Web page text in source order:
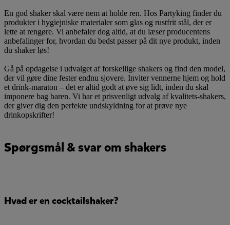
En god shaker skal være nem at holde ren. Hos Partyking finder du
produkter i hygiejniske materialer som glas og rustfrit stål, der er
lette at rengøre. Vi anbefaler dog altid, at du læser producentens
anbefalinger for, hvordan du bedst passer på dit nye produkt, inden
du shaker løs!
Gå på opdagelse i udvalget af forskellige shakers og find den model,
der vil gøre dine fester endnu sjovere. Inviter vennerne hjem og hold
et drink-maraton – det er altid godt at øve sig lidt, inden du skal
imponere bag baren. Vi har et prisvenligt udvalg af kvalitets-shakers,
der giver dig den perfekte undskyldning for at prøve nye
drinkopskrifter!
Spørgsmål & svar om shakers
Hvad er en cocktailshaker?